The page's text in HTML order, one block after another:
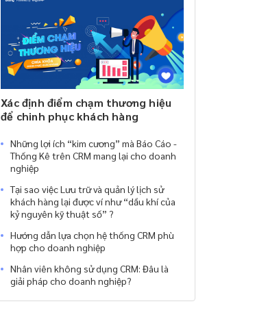
Xác định điểm chạm thương hiệu
để chinh phục khách hàng
Những lợi ích “kim cương” mà Báo Cáo -
Thống Kê trên CRM mang lại cho doanh
nghiệp
Tại sao việc Lưu trữ và quản lý lịch sử
khách hàng lại được ví như “dầu khí của
kỷ nguyên kỹ thuật số” ?
Hướng dẫn lựa chọn hệ thống CRM phù
hợp cho doanh nghiệp
Nhân viên không sử dụng CRM: Đâu là
giải pháp cho doanh nghiệp?